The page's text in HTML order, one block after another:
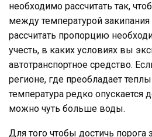
необходимо рассчитать так,
между температурой
рассчитать пропорцию
учесть, в каких условиях вы
автотранспортное средство.
регионе, где преобладает
температура редко опускается
можно чуть больше воды.
Для того чтобы достичь порога